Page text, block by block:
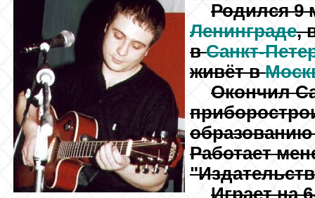
Родился 9
Ленинграде,
вСанкт-
живёт в
Окончил
образованию
Работает
Играет на